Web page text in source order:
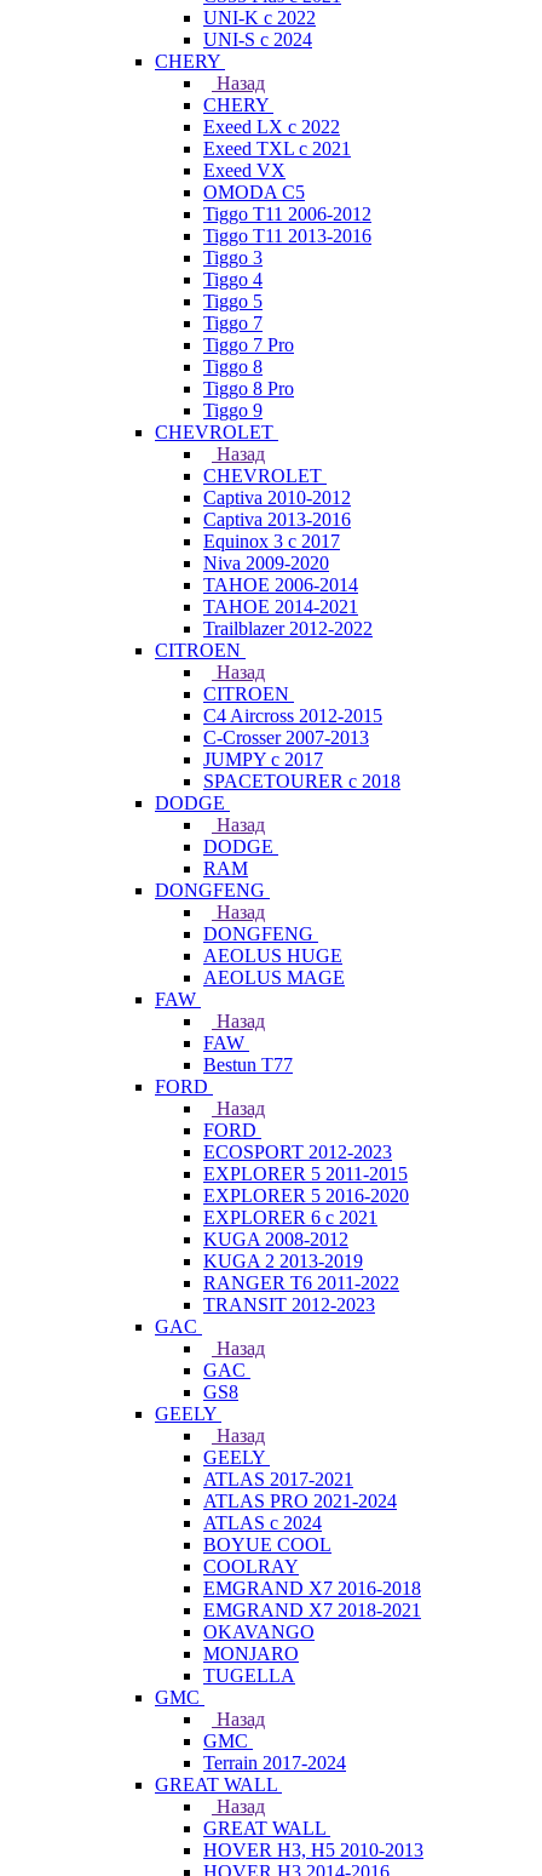
UNI-K с 2022
UNI-S с 2024
CHERY
Назад
CHERY
Exeed LX с 2022
Exeed TXL с 2021
Exeed VX
OMODA C5
Tiggo T11 2006-2012
Tiggo T11 2013-2016
Tiggo 3
Tiggo 4
Tiggo 5
Tiggo 7
Tiggo 7 Pro
Tiggo 8
Tiggo 8 Pro
Tiggo 9
CHEVROLET
Назад
CHEVROLET
Captiva 2010-2012
Captiva 2013-2016
Equinox 3 с 2017
Niva 2009-2020
TAHOE 2006-2014
TAHOE 2014-2021
Trailblazer 2012-2022
CITROEN
Назад
CITROEN
C4 Aircross 2012-2015
C-Crosser 2007-2013
JUMPY с 2017
SPACETOURER с 2018
DODGE
Назад
DODGE
RAM
DONGFENG
Назад
DONGFENG
AEOLUS HUGE
AEOLUS MAGE
FAW
Назад
FAW
Bestun T77
FORD
Назад
FORD
ECOSPORT 2012-2023
EXPLORER 5 2011-2015
EXPLORER 5 2016-2020
EXPLORER 6 с 2021
KUGA 2008-2012
KUGA 2 2013-2019
RANGER T6 2011-2022
TRANSIT 2012-2023
GAC
Назад
GAC
GS8
GEELY
Назад
GEELY
ATLAS 2017-2021
ATLAS PRO 2021-2024
ATLAS с 2024
BOYUE COOL
COOLRAY
EMGRAND X7 2016-2018
EMGRAND X7 2018-2021
OKAVANGO
MONJARO
TUGELLA
GMC
Назад
GMC
Terrain 2017-2024
GREAT WALL
Назад
GREAT WALL
HOVER H3, H5 2010-2013
HOVER H3 2014-2016